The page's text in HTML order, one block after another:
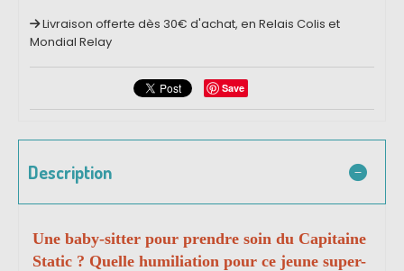
Livraison offerte dès 30€ d'achat, en Relais Colis et
Mondial Relay
Save
Description
Une baby-sitter pour prendre soin du Capitaine
Static ? Quelle humiliation pour ce jeune super-